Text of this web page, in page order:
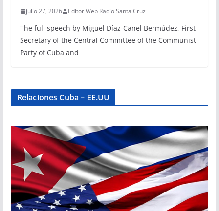
julio 27, 2026 Editor Web Radio Santa Cruz
The full speech by Miguel Díaz-Canel Bermúdez, First
Secretary of the Central Committee of the Communist
Party of Cuba and
Relaciones Cuba – EE.UU